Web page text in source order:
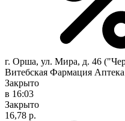
г. Орша, ул. Мира, д. 46
Витебская Фармация
Закрыто
в 16:03
Закрыто
16,78 р.